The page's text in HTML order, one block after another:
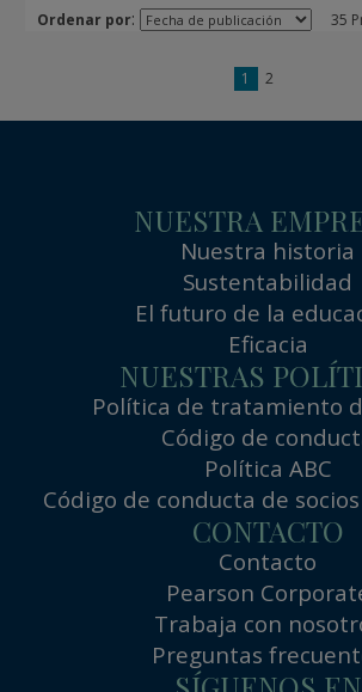
Ordenar por: 35
1 2
NUESTRA
Nuestra historia
Sustentabilidad
El futuro de la
Eficacia
NUESTRAS
Política de tratamiento
Código de
Política ABC
Código de conducta de
CONTACTO
Contacto
Pearson
Trabaja con
Preguntas